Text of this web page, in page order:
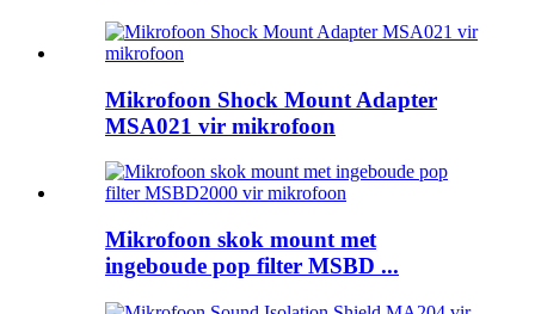
Mikrofoon Shock Mount Adapter
MSA021 vir mikrofoon
Mikrofoon skok mount met
ingeboude pop filter MSBD ...